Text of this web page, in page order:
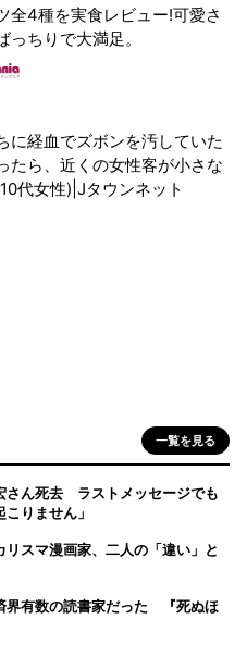
全4種を実食レビュー!可愛さ
っちりで大満足。
に経血でズボンを汚していた
たら、近くの女性客が小さな
代女性)|Jタウンネット
一覧を見る
さん死去 ラストメッセージでも
りません」
スマ漫画家、二人の「違い」と
界有数の読書家だった 『死ぬほ